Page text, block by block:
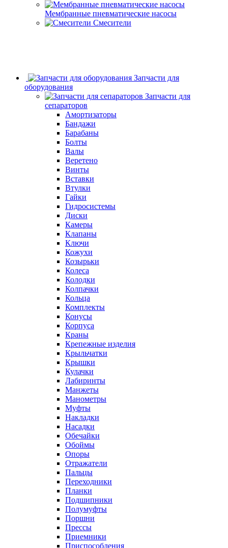
Мембранные пневматические насосы
Смесители
Запчасти для
оборудования
Запчасти для
сепараторов
Амортизаторы
Бандажи
Барабаны
Болты
Валы
Веретено
Винты
Вставки
Втулки
Гайки
Гидросистемы
Диски
Камеры
Клапаны
Ключи
Кожухи
Козырьки
Колеса
Колодки
Колпачки
Кольца
Комплекты
Конусы
Корпуса
Краны
Крепежные изделия
Крыльчатки
Крышки
Кулачки
Лабиринты
Манжеты
Манометры
Муфты
Накладки
Насадки
Обечайки
Обоймы
Опоры
Отражатели
Пальцы
Переходники
Планки
Подшипники
Полумуфты
Поршни
Прессы
Приемники
Приспособления